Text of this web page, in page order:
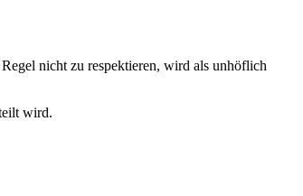
nicht zu respektieren, wird als unhöflich
wird.